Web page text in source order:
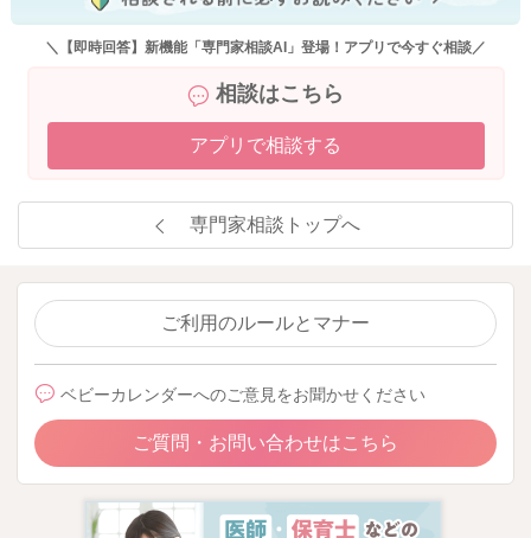
＼【即時回答】新機能「専門家相談AI」登場！アプリで今すぐ相談／
相談はこちら
アプリで相談する
専門家相談トップへ
ご利用のルールとマナー
ベビーカレンダーへのご意見をお聞かせください
ご質問・お問い合わせはこちら